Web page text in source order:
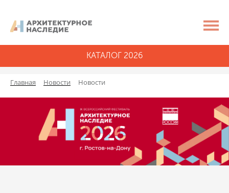
КАТАЛОГ 2026
Главная Новости Новости